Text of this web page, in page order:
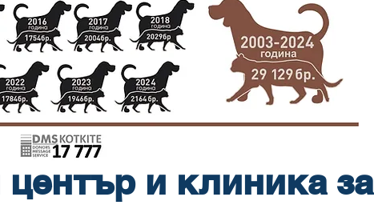
и клиника за